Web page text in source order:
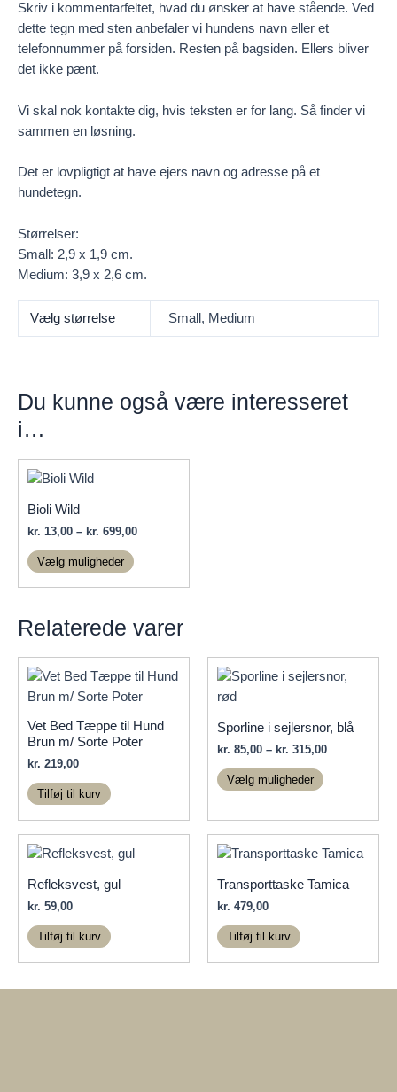
Skriv i kommentarfeltet, hvad du ønsker at have stående. Ved
dette tegn med sten anbefaler vi hundens navn eller et
telefonnummer på forsiden. Resten på bagsiden. Ellers bliver
det ikke pænt.
Vi skal nok kontakte dig, hvis teksten er for lang. Så finder vi
sammen en løsning.
Det er lovpligtigt at have ejers navn og adresse på et
hundetegn.
Størrelser:
Small: 2,9 x 1,9 cm.
Medium: 3,9 x 2,6 cm.
Vælg størrelse Small, Medium
Du kunne også være interesseret
i…
Bioli Wild
kr. 13,00 – kr. 699,00Prisinterval:
Vælg muligheder
varianter.
Mulighederne
kan
vælges
varesiden
Relaterede varer
Vet Bed Tæppe til Hund
Brun m/ Sorte Poter
kr. 219,00
Tilføj til kurv
Sporline i sejlersnor, blå
kr. 85,00 – kr. 315,00Prisinterval:
Vælg muligheder
flere
varianter.
Refleksvest, gul
kr. 59,00
Tilføj til kurv
Transporttaske Tamica
kr. 479,00
Tilføj til kurv